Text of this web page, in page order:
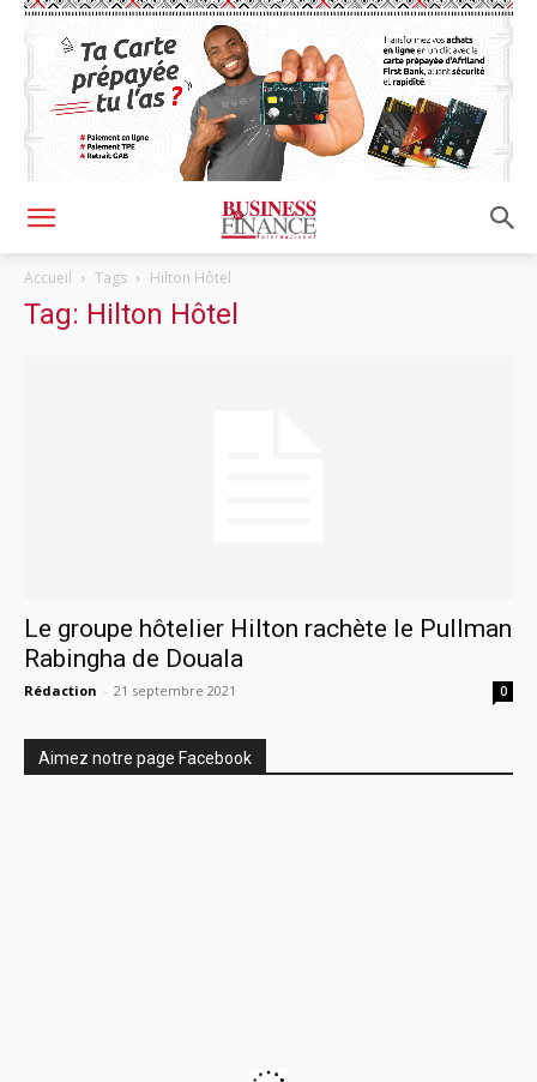
Accueil Tags Hilton Hôtel
Tag: Hilton Hôtel
Le groupe hôtelier Hilton rachète le Pullman
Rabingha de Douala
Rédaction - 21 septembre 2021 0
Aimez notre page Facebook